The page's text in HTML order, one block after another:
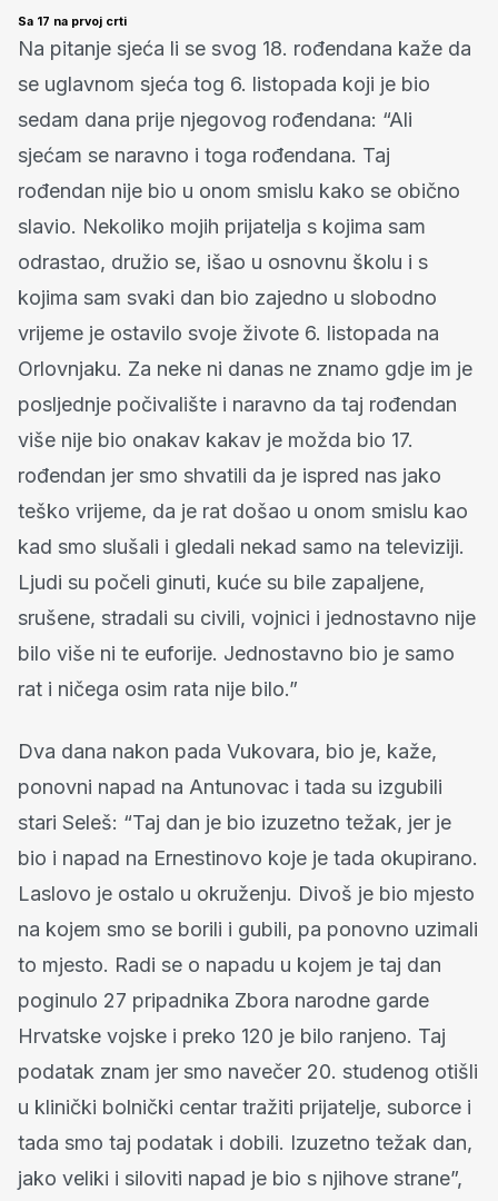
Sa 17 na prvoj crti
Na pitanje sjeća li se svog 18. rođendana kaže da
se uglavnom sjeća tog 6. listopada koji je bio
sedam dana prije njegovog rođendana: “Ali
sjećam se naravno i toga rođendana. Taj
rođendan nije bio u onom smislu kako se obično
slavio. Nekoliko mojih prijatelja s kojima sam
odrastao, družio se, išao u osnovnu školu i s
kojima sam svaki dan bio zajedno u slobodno
vrijeme je ostavilo svoje živote 6. listopada na
Orlovnjaku. Za neke ni danas ne znamo gdje im je
posljednje počivalište i naravno da taj rođendan
više nije bio onakav kakav je možda bio 17.
rođendan jer smo shvatili da je ispred nas jako
teško vrijeme, da je rat došao u onom smislu kao
kad smo slušali i gledali nekad samo na televiziji.
Ljudi su počeli ginuti, kuće su bile zapaljene,
srušene, stradali su civili, vojnici i jednostavno nije
bilo više ni te euforije. Jednostavno bio je samo
rat i ničega osim rata nije bilo.”
Dva dana nakon pada Vukovara, bio je, kaže,
ponovni napad na Antunovac i tada su izgubili
stari Seleš: “Taj dan je bio izuzetno težak, jer je
bio i napad na Ernestinovo koje je tada okupirano.
Laslovo je ostalo u okruženju. Divoš je bio mjesto
na kojem smo se borili i gubili, pa ponovno uzimali
to mjesto. Radi se o napadu u kojem je taj dan
poginulo 27 pripadnika Zbora narodne garde
Hrvatske vojske i preko 120 je bilo ranjeno. Taj
podatak znam jer smo navečer 20. studenog otišli
u klinički bolnički centar tražiti prijatelje, suborce i
tada smo taj podatak i dobili. Izuzetno težak dan,
jako veliki i siloviti napad je bio s njihove strane”,